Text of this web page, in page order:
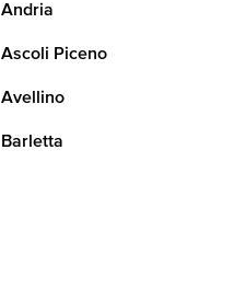
Andria
Ascoli Piceno
Avellino
Barletta